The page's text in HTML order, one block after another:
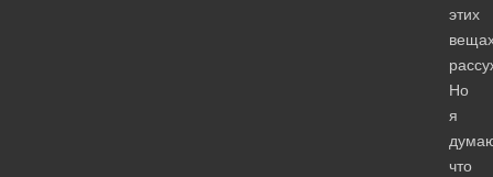
этих
Но
я
что